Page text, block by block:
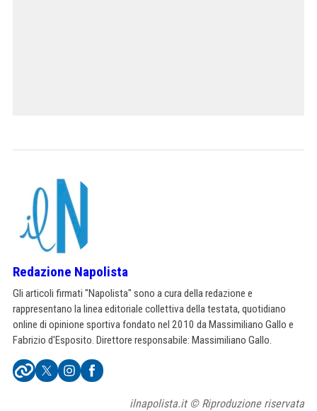
Redazione Napolista
Gli articoli firmati "Napolista" sono a cura della redazione e
rappresentano la linea editoriale collettiva della testata, quotidiano
online di opinione sportiva fondato nel 2010 da Massimiliano Gallo e
Fabrizio d'Esposito. Direttore responsabile: Massimiliano Gallo.
ilnapolista.it © Riproduzione riservata